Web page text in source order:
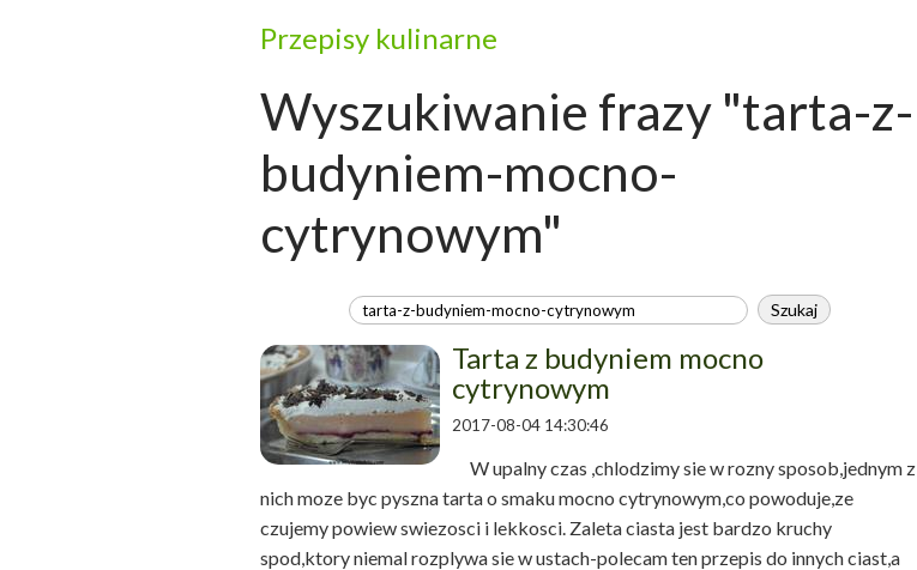
Przepisy kulinarne
Wyszukiwanie frazy "tarta-z-
budyniem-mocno-
cytrynowym"
Tarta z budyniem mocno
cytrynowym
2017-08-04 14:30:46
W upalny czas ,chlodzimy sie w rozny sposob,jednym z
nich moze byc pyszna tarta o smaku mocno cytrynowym,co powoduje,ze
czujemy powiew swiezosci i lekkosci. Zaleta ciasta jest bardzo kruchy
spod,ktory niemal rozplywa sie w ustach-polecam ten przepis do innych ciast,a